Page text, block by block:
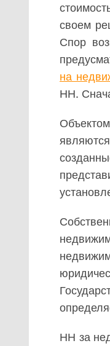
своем
Спор
на
НН.
НН за